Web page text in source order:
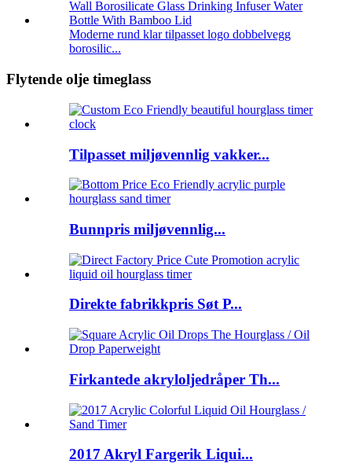
Moderne rund klar tilpasset logo dobbelvegg
borosilic...
Flytende olje timeglass
Tilpasset miljøvennlig vakker...
Bunnpris miljøvennlig...
Direkte fabrikkpris Søt P...
Firkantede akryloljedråper Th...
2017 Akryl Fargerik Liqui...